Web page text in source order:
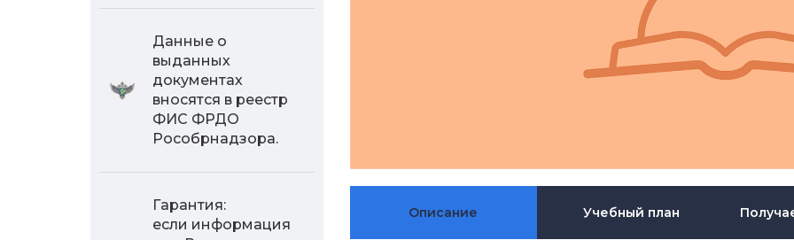
Данные о
выданных
документах
вносятся в реестр
ФИС ФРДО
Рособрнадзора.
Гарантия:
если информация
Описание Учебный план